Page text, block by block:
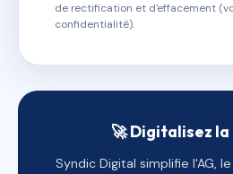
de rectification et d'effacement
confidentialité).
🚀 Digitalisez
Syndic Digital simplifie l'AG,